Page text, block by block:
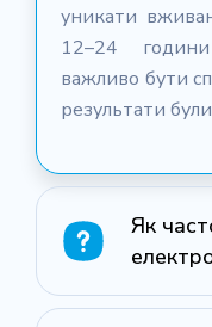
уникати
12–24
важливо бути
результати
Як